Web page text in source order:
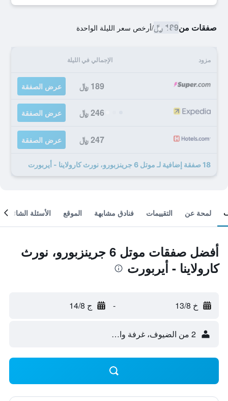
صفقات من189 ﷼ /أرخص سعر الليلة الواحدة
مزود الإجمالي في الليلة
189 ﷼ عرض الصفقة
246 ﷼ عرض الصفقة
247 ﷼ عرض الصفقة
18 صفقة إضافية لـ موتل 6 جرينزبورو، نورث كارولاينا - أيربورت
لمحة عن التقييمات فنادق مشابهة الموقع الأسئلة الشائعة
أفضل صفقات موتل 6 جرينزبورو، نورث
كارولاينا - أيربورت
خ 13/8 - ج 14/8
2 من الضيوف، غرفة واحدة